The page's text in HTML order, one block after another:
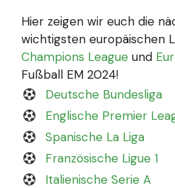
Hier zeigen wir euch die
wichtigsten europäischen
Champions League und
Fußball EM 2024!
Deutsche Bundesliga
Englische Premier
Spanische La Liga
Französische Ligue 1
Italienische Serie A